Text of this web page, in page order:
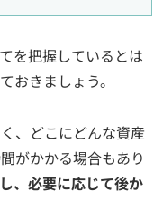
を把握しているとは
おきましょう。
、どこにどんな資産
がかかる場合もあり
、必要に応じて後か